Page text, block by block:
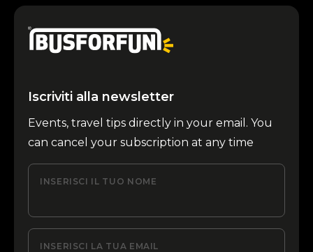
Iscriviti alla newsletter
Events, travel tips directly in your email. You
can cancel your subscription at any time
INSERISCI IL TUO NOME
INSERISCI LA TUA EMAIL